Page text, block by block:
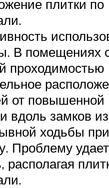
плитки по
В помещениях
проходимостью
от повышенной
вдоль замков
ходьбы
Проблему
располагая